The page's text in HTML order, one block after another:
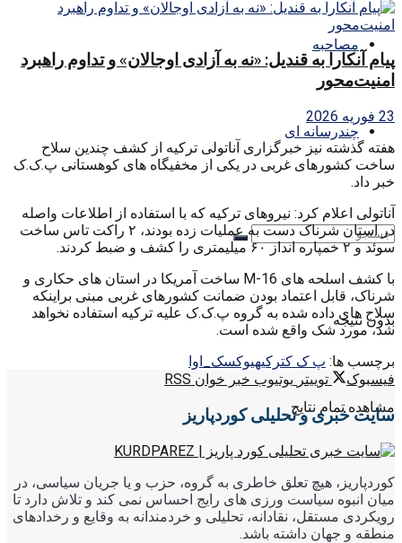
مصاحبه
چندرسانه ای
بدون نتیجه
مشاهده تمام نتایج
پیام آنکارا به قندیل: «نه به آزادی اوجالان» و تداوم راهبرد
امنیت‌محور
23 فوریه 2026
هفته گذشته نیز خبرگزاری آناتولی ترکیه از کشف چندین سلاح
ساخت کشورهای غربی در یکی از مخفیگاه های کوهستانی پ.ک.ک
خبر داد.
آناتولی اعلام کرد: نیروهای ترکیه که با استفاده از اطلاعات واصله
در استان شرناک دست به عملیات زده بودند، ۲ راکت تاس ساخت
سوئد و ۲ خمپاره انداز ۶۰ میلیمتری را کشف و ضبط کردند.
با کشف اسلحه های M-16 ساخت آمریکا در استان های حکاری و
شرناک، قابل اعتماد بودن ضمانت کشورهای غربی مبنی براینکه
سلاح های داده شده به گروه پ.ک.ک علیه ترکیه استفاده نخواهد
شد، مورد شک واقع شده است.
برچسب ها: پ ک کترکیهیوکسک_اوا
فیسبوک
توییتر یوتیوب خبر خوان RSS
سایت خبری و تحلیلی کوردپاریز
کوردپاریز، هیچ تعلق خاطری به گروه، حزب و یا جریان سیاسی، در
میان انبوه سیاست ورزی های رایج احساس نمی کند و تلاش دارد تا
رویکردی مستقل، نقادانه، تحلیلی و خردمندانه به وقایع و رخدادهای
منطقه و جهان داشته باشد.